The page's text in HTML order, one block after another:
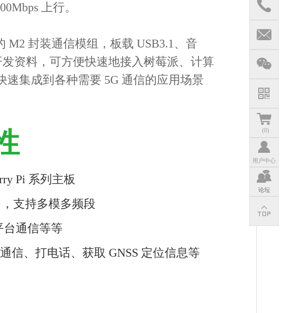
(0)
用户中心
论坛
上行。
M2 封装通信模组，板载 USB3.1、音
资料，可方便快速地接入树莓派、计算
速集成到各种需要 5G 通信的应用场景
Pi 系列主板
支持多模多频段
台通信等等
信、打电话、获取 GNSS 定位信息等